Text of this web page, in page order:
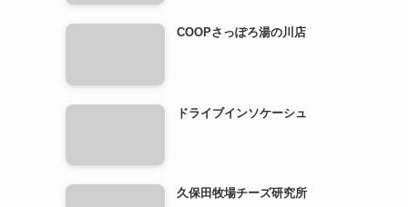
COOPさっぽろ湯の川店
ドライブインソケーシュ
久保田牧場チーズ研究所